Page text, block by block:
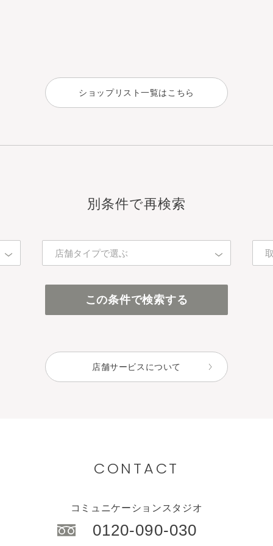
ショップリスト一覧はこちら
別条件で再検索
店舗タイプで選ぶ
アインズ＆トルペ（カウンセリング）
この条件で検索する
店舗サービスについて
CONTACT
コミュニケーションスタジオ
0120-090-030